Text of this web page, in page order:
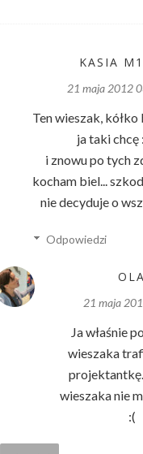
KASIA
21 maja 2012
Ten wieszak,
ja taki chcę
i znowu po tych
kocham biel...
nie decyduje o
Odpowiedzi
OLA
21 maja
Ja właśnie
wieszaka
wieszaka nie
:(